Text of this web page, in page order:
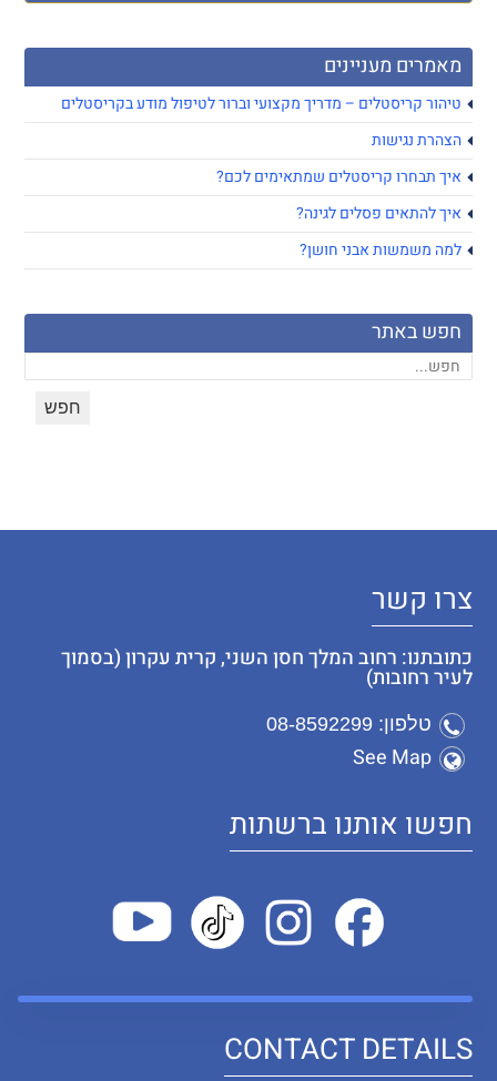
מאמרים מעניינים
טיהור קריסטלים – מדריך מקצועי וברור לטיפול מודע בקריסטלים
הצהרת נגישות
איך תבחרו קריסטלים שמתאימים לכם?
איך להתאים פסלים לגינה?
למה משמשות אבני חושן?
חפש באתר
צרו קשר
כתובתנו: רחוב המלך חסן השני, קרית עקרון (בסמוך
לעיר רחובות)
טלפון: 08-8592299
See Map
חפשו אותנו ברשתות
CONTACT DETAILS